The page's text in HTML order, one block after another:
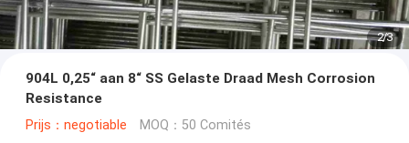
2/3
904L 0,25“ aan 8“ SS Gelaste Draad Mesh Corrosion
Resistance
Prijs：negotiable MOQ：50 Comités